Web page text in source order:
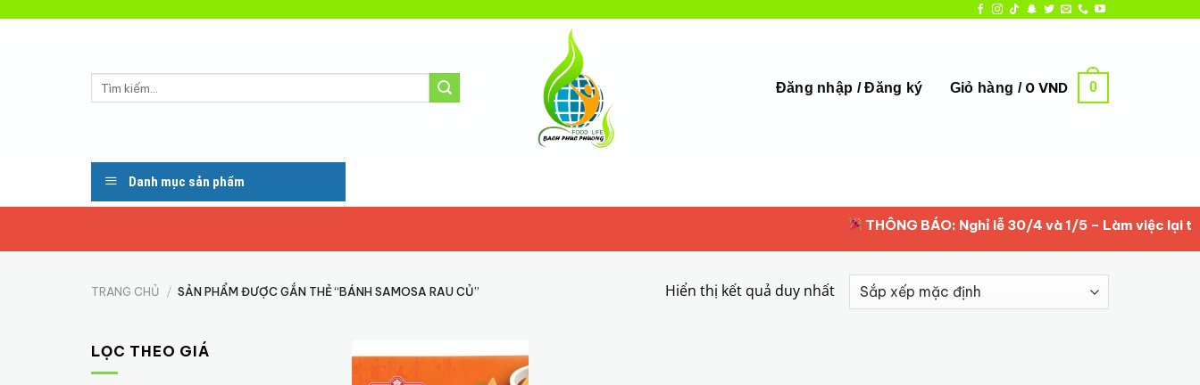
Tìm
Đăng nhập / Đăng ký Giỏ hàng / 0 VND 0
Danh mục sản phẩm
THÔNG BÁO: Nghỉ lễ 30/4 và 1/5 – Làm việc lại từ
TRANG CHỦ / SẢN PHẨM ĐƯỢC GẮN THẺ “BÁNH SAMOSA RAU CỦ” Hiển thị kết quả duy nhất
LỌC THEO GIÁ